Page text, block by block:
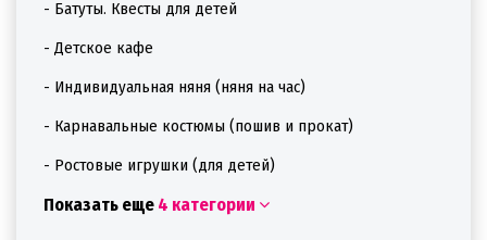
- Батуты. Квесты для детей
- Детское кафе
- Индивидуальная няня (няня на час)
- Карнавальные костюмы (пошив и прокат)
- Ростовые игрушки (для детей)
Показать еще 4 категории